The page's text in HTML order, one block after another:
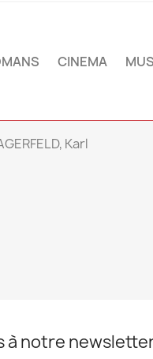
CINEMA
Karl
à notre